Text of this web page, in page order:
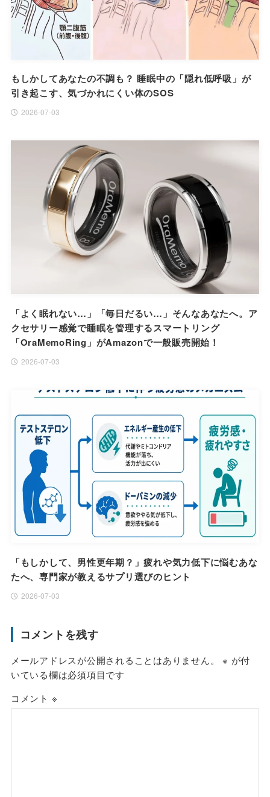
もしかしてあなたの不調も？ 睡眠中の「隠れ低呼吸」が
引き起こす、気づかれにくい体のSOS
2026-07-03
「よく眠れない…」「毎日だるい…」そんなあなたへ。ア
クセサリー感覚で睡眠を管理するスマートリング
「OraMemoRing」がAmazonで一般販売開始！
2026-07-03
「もしかして、男性更年期？」疲れや気力低下に悩むあな
たへ、専門家が教えるサプリ選びのヒント
2026-07-03
コメントを残す
メールアドレスが公開されることはありません。 ※ が付
いている欄は必須項目です
コメント ※